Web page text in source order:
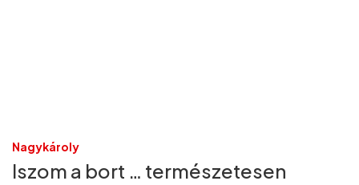
Nagykároly
Iszom a bort … természetesen